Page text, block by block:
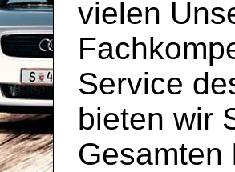
vielen
Service
bieten wir
Gesamten